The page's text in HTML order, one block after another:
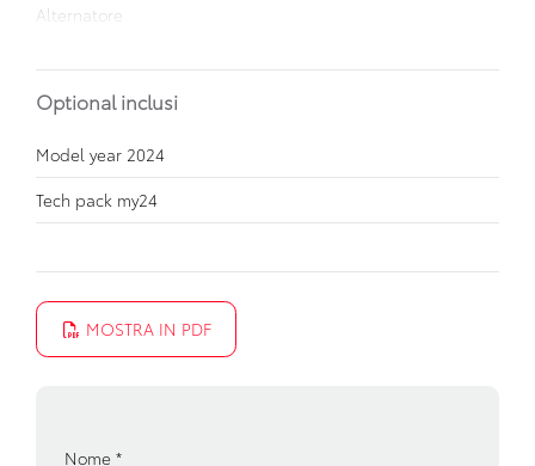
Alternatore
Attacchi isofix per seggiolini
Batteria
Blind spot assistenza rilevamento angolo cieco
Chiusura centralizzata
Optional inclusi
Model year 2024
Tech pack my24
MOSTRA IN PDF
Nome *